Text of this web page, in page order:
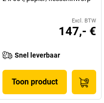
Excl. BTW
147,- €
Snel leverbaar
Toon product